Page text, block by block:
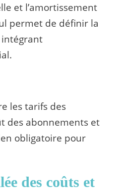
et l’amortissement
permet de définir la
les tarifs des
des abonnements et
obligatoire pour
des coûts et